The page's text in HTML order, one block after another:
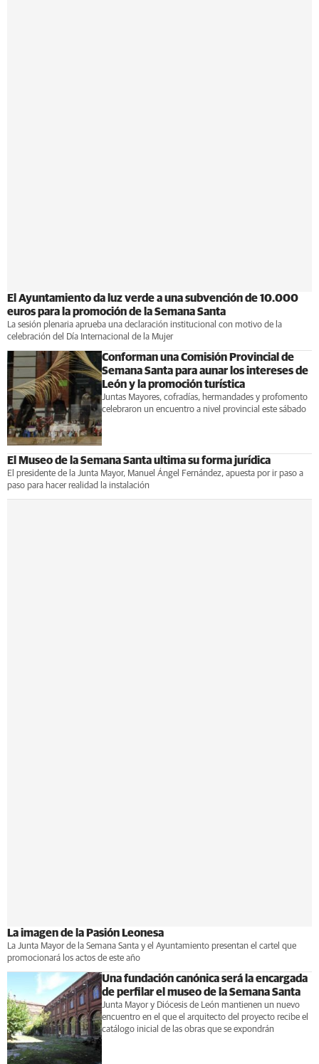
El Ayuntamiento da luz verde a una subvención de 10.000
euros para la promoción de la Semana Santa
La sesión plenaria aprueba una declaración institucional con motivo de la
celebración del Día Internacional de la Mujer
Conforman una Comisión Provincial de
Semana Santa para aunar los intereses de
León y la promoción turística
Juntas Mayores, cofradías, hermandades y profomento
celebraron un encuentro a nivel provincial este sábado
El Museo de la Semana Santa ultima su forma jurídica
El presidente de la Junta Mayor, Manuel Ángel Fernández, apuesta por ir paso a
paso para hacer realidad la instalación
La imagen de la Pasión Leonesa
La Junta Mayor de la Semana Santa y el Ayuntamiento presentan el cartel que
promocionará los actos de este año
Una fundación canónica será la encargada
de perfilar el museo de la Semana Santa
Junta Mayor y Diócesis de León mantienen un nuevo
encuentro en el que el arquitecto del proyecto recibe el
catálogo inicial de las obras que se expondrán